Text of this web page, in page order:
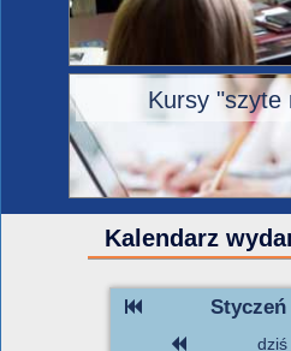
Kursy "szyte
Kalendarz
Styczeń
dziś